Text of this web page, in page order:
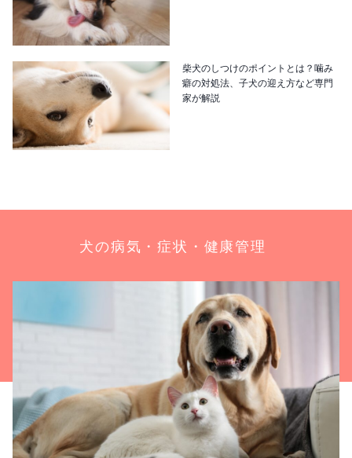
柴犬のしつけのポイントとは？噛み
癖の対処法、子犬の迎え方など専門
家が解説
犬の病気・症状・健康管理